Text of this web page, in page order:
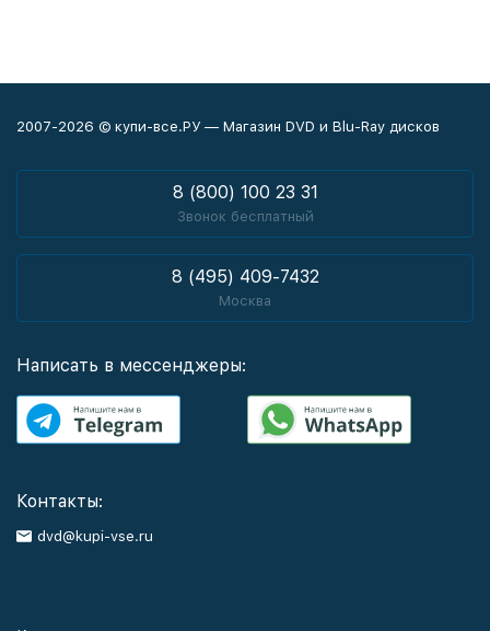
2007-2026 © купи-все.РУ — Магазин DVD и Blu-Ray дисков
8 (800) 100 23 31
Звонок бесплатный
8 (495) 409-7432
Москва
Написать в мессенджеры:
Контакты:
dvd@kupi-vse.ru